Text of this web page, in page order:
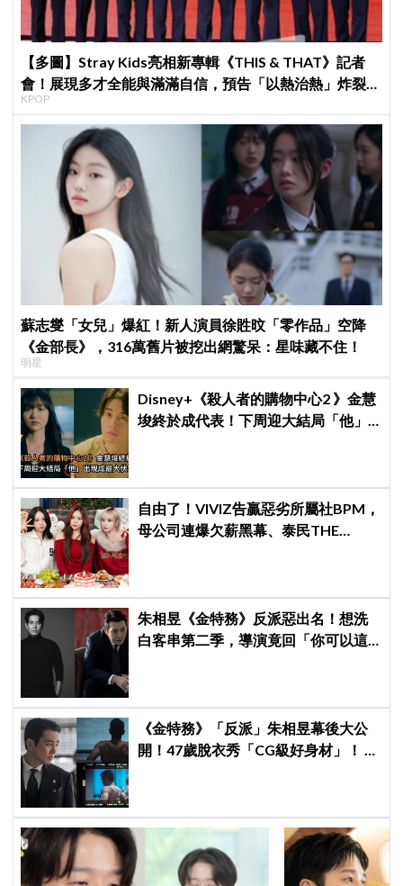
【多圖】Stray Kids亮相新專輯《THIS & THAT》記者
會！展現多才全能與滿滿自信，預告「以熱治熱」炸裂夏
日音樂圈
KPOP
蘇志燮「女兒」爆紅！新人演員徐貹旼「零作品」空降
《金部長》，316萬舊片被挖出網驚呆：星味藏不住！
明星
Disney+《殺人者的購物中心2 》金慧
埈終於成代表！下周迎大結局「他」
自由了！VIVIZ告贏惡劣所屬社BPM，
母公司連爆欠薪黑幕、泰民THE
朱相昱《金特務》反派惡出名！想洗
白客串第二季，導演竟回「你可以這
《金特務》「反派」朱相昱幕後大公
開！47歲脫衣秀「CG級好身材」！ 竟